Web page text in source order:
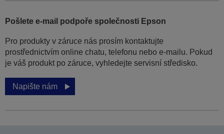
Pošlete e-mail podpoře společnosti Epson
Pro produkty v záruce nás prosím kontaktujte
prostřednictvím online chatu, telefonu nebo e-mailu. Pokud
je váš produkt po záruce, vyhledejte servisní středisko.
Napište nám